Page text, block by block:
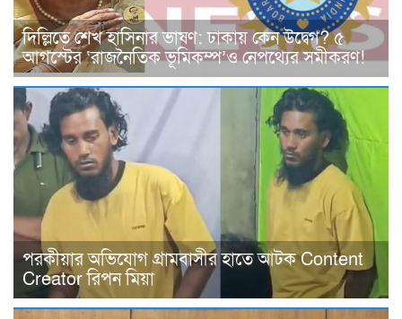
দিল্লিতে শেখ হাসিনার ভাষণ: ঢাকায় কেন উদ্বেগ? ৫
আগস্টের ‘রাজনৈতিক ভূমিকম্প’ও নেপথ্যের সমীকরণ!
পরকীয়ার অভিযোগ গ্রামবাসীর হাতে আটক Content
Creator রিপন মিয়া